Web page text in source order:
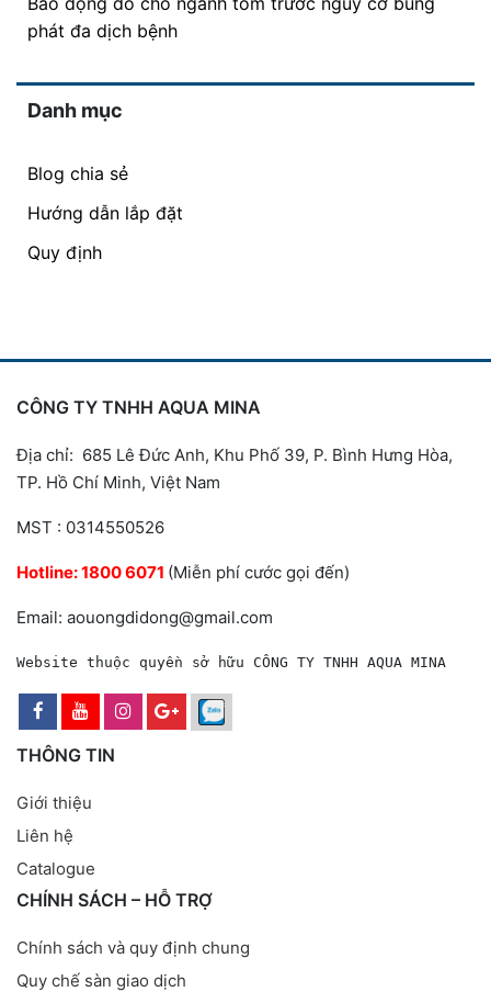
phát đa dịch bệnh
Danh mục
Blog chia sẻ
Hướng dẫn lắp đặt
Quy định
CÔNG TY TNHH AQUA MINA
Địa chỉ: 685 Lê Đức Anh, Khu Phố 39, P. Bình Hưng Hòa,
TP. Hồ Chí Minh, Việt Nam
MST : 0314550526
Hotline:1800 6071 (Miễn phí cước gọi đến)
Email: aouongdidong@gmail.com
Website thuộc quyền sở hữu CÔNG TY TNHH AQUA MINA
THÔNG TIN
Giới thiệu
Liên hệ
Catalogue
CHÍNH SÁCH – HỖ TRỢ
Chính sách và quy định chung
Quy chế sàn giao dịch